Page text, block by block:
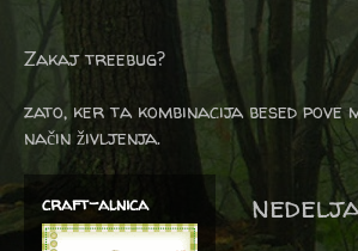
Zakaj treebug?
zato, ker ta kombinacija besed
način življenja.
craft-alnica